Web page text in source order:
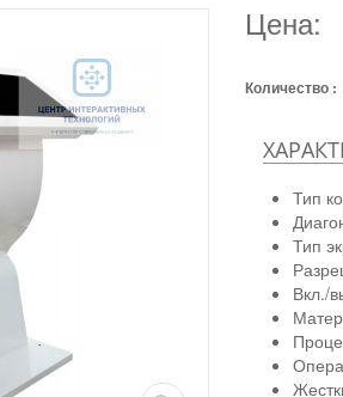
Цена:
Количество :
Тип
Тип
Вкл./